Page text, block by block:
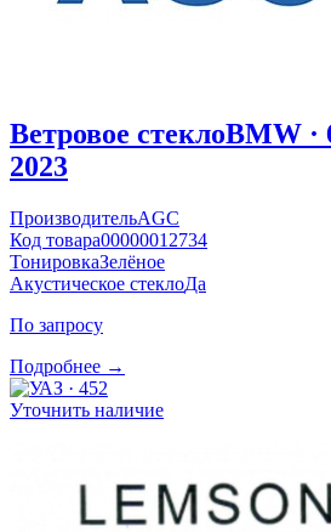
Ветровое стеклоBMW ·
2023
ПроизводительAGC
Код товара00000012734
ТонировкаЗелёное
Акустическое стеклоДа
По запросу
Подробнее →
Уточнить наличие